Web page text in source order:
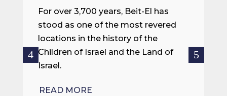
For over 3,700 years, Beit-El has
stood as one of the most revered
locations in the history of the
Children of Israel and the Land of
Israel.
READ MORE